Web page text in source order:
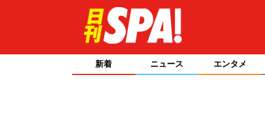
新着 ニュース エンタメ